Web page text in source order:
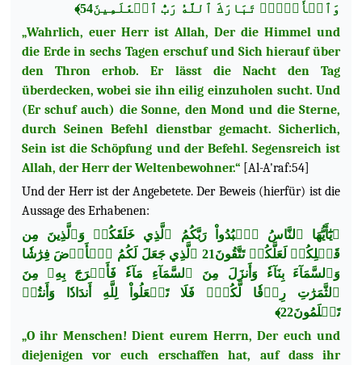
وَٱلۡأَمۡرُۗ تَبَارَكَ ٱللَّهُ رَبُّ ٱلۡعَٰلَمِينَ54﴾
„Wahrlich, euer Herr ist Allah, Der die Himmel und
die Erde in sechs Tagen erschuf und Sich hierauf über
den Thron erhob. Er lässt die Nacht den Tag
überdecken, wobei sie ihn eilig einzuholen sucht. Und
(Er schuf auch) die Sonne, den Mond und die Sterne,
durch Seinen Befehl dienstbar gemacht. Sicherlich,
Sein ist die Schöpfung und der Befehl. Segensreich ist
Allah, der Herr der Weltenbewohner.“[Al-A'raf:54]
Und der Herr ist der Angebetete. Der Beweis (hierfür) ist die
Aussage des Erhabenen:
﴿يَٰٓأَيُّهَا ٱلنَّاسُ ٱعۡبُدُواْ رَبَّكُمُ ٱلَّذِي خَلَقَكُمۡ وَٱلَّذِينَ مِن
قَبۡلِكُمۡ لَعَلَّكُمۡ تَتَّقُونَ21 ٱلَّذِي جَعَلَ لَكُمُ ٱلۡأَرۡضَ فِرَٰشٗا
وَٱلسَّمَآءَ بِنَآءٗ وَأَنزَلَ مِنَ ٱلسَّمَآءِ مَآءٗ فَأَخۡرَجَ بِهِۦ مِنَ
ٱلثَّمَرَٰتِ رِزۡقٗا لَّكُمۡۖ فَلَا تَجۡعَلُواْ لِلَّهِ أَندَادٗا وَأَنتُمۡ
تَعۡلَمُونَ22﴾
„O ihr Menschen! Dient eurem Herrn, Der euch und
diejenigen vor euch erschaffen hat, auf dass ihr